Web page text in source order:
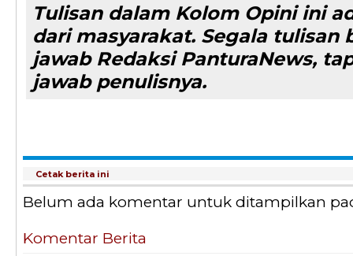
Tulisan dalam Kolom Opini ini
dari masyarakat. Segala tulisan
jawab Redaksi PanturaNews,
jawab penulisnya.
Cetak berita ini
Belum ada komentar untuk ditampilkan
Komentar Berita